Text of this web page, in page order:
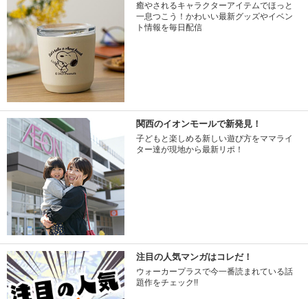
癒やされるキャラクターアイテムでほっと
一息つこう！かわいい最新グッズやイベン
ト情報を毎日配信
関西のイオンモールで新発見！
子どもと楽しめる新しい遊び方をママライ
ター達が現地から最新リポ！
注目の人気マンガはコレだ！
ウォーカープラスで今一番読まれている話
題作をチェック!!